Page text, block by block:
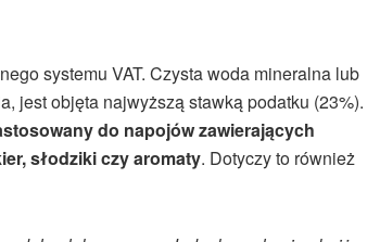
systemu VAT. Czysta woda mineralna lub
jest objęta najwyższą stawką podatku (23%).
do napojów zawierających
słodziki czy aromaty. Dotyczy to również